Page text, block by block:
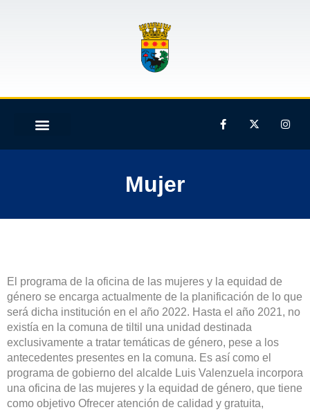
Mujer
El programa de la oficina de las mujeres y la equidad de
género se encarga actualmente de la planificación de lo que
será dicha institución en el año 2022. Hasta el año 2021, no
existía en la comuna de tiltil una unidad destinada
exclusivamente a tratar temáticas de género, pese a los
antecedentes presentes en la comuna. Es así como el
programa de gobierno del alcalde Luis Valenzuela incorpora
una oficina de las mujeres y la equidad de género, que tiene
como objetivo Ofrecer atención de calidad y gratuita,